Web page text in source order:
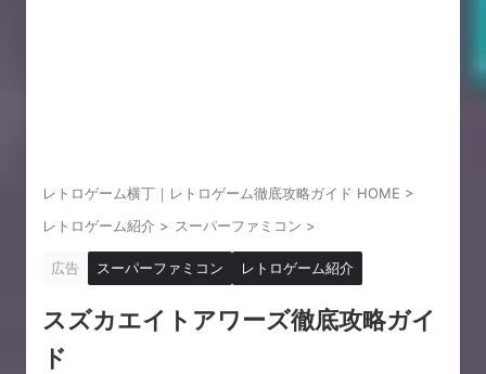
レトロゲーム横丁｜レトロゲーム徹底攻略ガイド HOME >
レトロゲーム紹介 > スーパーファミコン >
広告 スーパーファミコン レトロゲーム紹介
スズカエイトアワーズ徹底攻略ガイ
ド